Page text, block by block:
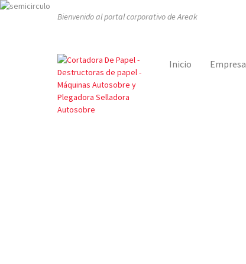
Bienvenido al portal corporativo de Areak
Inicio Empresa